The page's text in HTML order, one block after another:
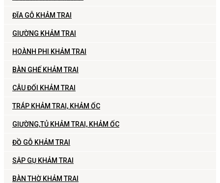
ĐĨA GỖ KHẢM TRAI
GIƯỜNG KHẢM TRAI
HOÀNH PHI KHẢM TRAI
BÀN GHẾ KHẢM TRAI
CÂU ĐỐI KHẢM TRAI
TRÁP KHẢM TRAI, KHẢM ỐC
GIƯỜNG,TỦ KHẢM TRAI, KHẢM ỐC
ĐỒ GỖ KHẢM TRAI
SẬP GỤ KHẢM TRAI
BÀN THỜ KHẢM TRAI